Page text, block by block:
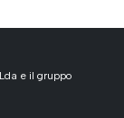
e il gruppo